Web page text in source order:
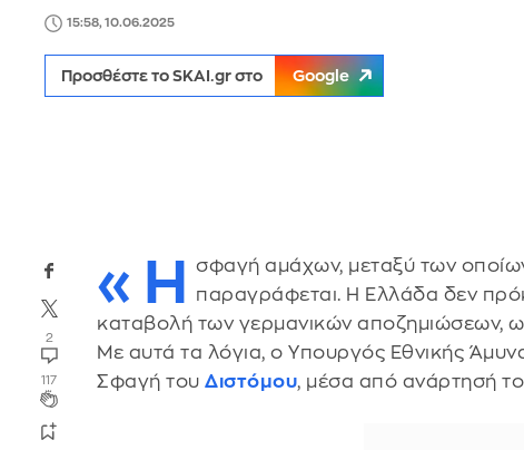
15:58, 10.06.2025
Προσθέστε το SKAI.gr στο Google
2
117
«Η
σφαγή αμάχων, μεταξύ των οποίων
παραγράφεται. Η Ελλάδα δεν
καταβολή των γερμανικών αποζημιώσεων,
Με αυτά τα λόγια, ο Υπουργός Εθνικής
Σφαγή τουΔιστόμου, μέσα από ανάρτησή